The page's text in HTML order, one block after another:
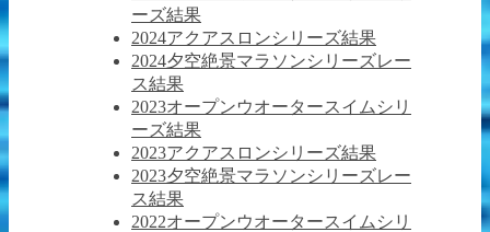
ーズ結果
2024アクアスロンシリーズ結果
2024夕空絶景マラソンシリーズレー
ス結果
2023オープンウオータースイムシリ
ーズ結果
2023アクアスロンシリーズ結果
2023夕空絶景マラソンシリーズレー
ス結果
2022オープンウオータースイムシリ